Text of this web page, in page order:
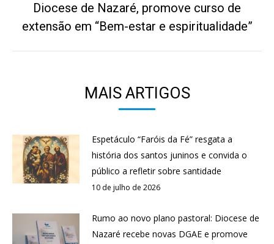
post:
Diocese de Nazaré, promove curso de
extensão em “Bem-estar e espiritualidade”
MAIS ARTIGOS
Espetáculo “Faróis da Fé” resgata a
história dos santos juninos e convida o
público a refletir sobre santidade
10 de julho de 2026
Rumo ao novo plano pastoral: Diocese de
Nazaré recebe novas DGAE e promove